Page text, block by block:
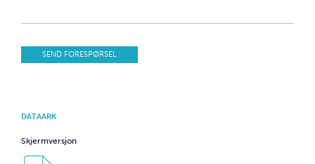
SEND FORESPØRSEL
DATAARK
Skjermversjon